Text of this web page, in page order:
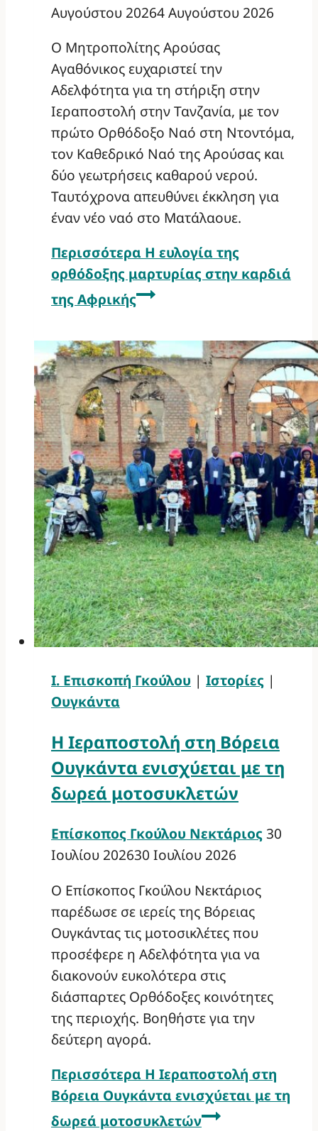
Αυγούστου 20264 Αυγούστου 2026
Ο Μητροπολίτης Αρούσας
Αγαθόνικος ευχαριστεί την
Αδελφότητα για τη στήριξη στην
Ιεραποστολή στην Τανζανία, με τον
πρώτο Ορθόδοξο Ναό στη Ντοντόμα,
τον Καθεδρικό Ναό της Αρούσας και
δύο γεωτρήσεις καθαρού νερού.
Ταυτόχρονα απευθύνει έκκληση για
έναν νέο ναό στο Ματάλαουε.
Περισσότερα Η ευλογία της
ορθόδοξης μαρτυρίας στην καρδιά
της Αφρικής
Ι. Επισκοπή Γκούλου | Ιστορίες |
Ουγκάντα
Η Ιεραποστολή στη Βόρεια
Ουγκάντα ενισχύεται με τη
δωρεά μοτοσυκλετών
Επίσκοπος Γκούλου Νεκτάριος30
Ιουλίου 202630 Ιουλίου 2026
Ο Επίσκοπος Γκούλου Νεκτάριος
παρέδωσε σε ιερείς της Βόρειας
Ουγκάντας τις μοτοσικλέτες που
προσέφερε η Αδελφότητα για να
διακονούν ευκολότερα στις
διάσπαρτες Ορθόδοξες κοινότητες
της περιοχής. Βοηθήστε για την
δεύτερη αγορά.
Περισσότερα Η Ιεραποστολή στη
Βόρεια Ουγκάντα ενισχύεται με τη
δωρεά μοτοσυκλετών